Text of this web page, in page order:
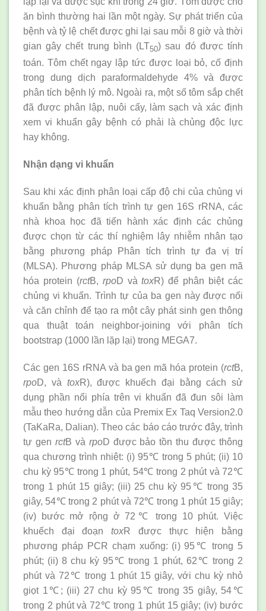
ăn bình thường hai lần một ngày. Sự phát triển của
bệnh và tỷ lệ chết được ghi lại sau mỗi 8 giờ và thời
gian gây chết trung bình (LT50) sau đó được tính
toán. Tôm chết ngay lập tức được loại bỏ, cố định
trong dung dịch paraformaldehyde 4% và được
phân tích bệnh lý mô. Ngoài ra, một số tôm sắp chết
đã được phân lập, nuôi cấy, làm sạch và xác định
xem vi khuẩn gây bệnh có phải là chủng độc lực
hay không.
Nhận dạng vi khuẩn
Sau khi xác định phân loại cấp độ chi của chủng vi
khuẩn bằng phân tích trình tự gen 16S rRNA, các
nhà khoa học đã tiến hành xác định các chủng
được chọn từ các thí nghiệm lây nhiễm nhân tạo
bằng phương pháp Phân tích trình tự đa vị trí
(MLSA). Phương pháp MLSA sử dụng ba gen mã
hóa protein (rctB, rpoD vàtoxR) để phân biệt các
chủng vi khuẩn. Trình tự của ba gen này được nối
và căn chỉnh để tạo ra một cây phát sinh gen thông
qua thuật toán neighbor-joining với phân tích
bootstrap (1000 lần lặp lại) trong MEGA7.
Các gen 16S rRNA và ba gen mã hóa protein (rctB,
rpoD, và toxR), được khuếch đại bằng cách sử
dụng phần nổi phía trên vi khuẩn đã đun sôi làm
mẫu theo hướng dẫn của Premix Ex Taq Version2.0
(TaKaRa, Dalian). Theo các báo cáo trước đây, trình
tự gen rctB và rpoD được bảo tồn thu được thông
qua chương trình nhiệt: (i) 95℃ trong 5 phút; (ii) 10
chu kỳ 95℃ trong 1 phút, 54℃ trong 2 phút và 72℃
trong 1 phút 15 giây; (iii) 25 chu kỳ 95℃ trong 35
giây, 54℃ trong 2 phút và 72℃ trong 1 phút 15 giây;
(iv) bước mở rộng ở 72℃ trong 10 phút. Việc
khuếch đại đoạntoxR được thực hiện bằng
phương pháp PCR chạm xuống: (i) 95℃ trong 5
phút; (ii) 8 chu kỳ 95℃ trong 1 phút, 62℃ trong 2
phút và 72℃ trong 1 phút 15 giây, với chu kỳ nhỏ
giọt 1℃; (iii) 27 chu kỳ 95℃ trong 35 giây, 54℃
trong 2 phút và 72℃ trong 1 phút 15 giây; (iv) bước